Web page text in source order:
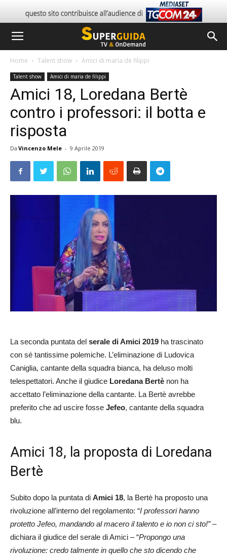
Home Talent show Amici di maria de filippi
Talent show Amici di maria de filippi
Amici 18, Loredana Bertè
contro i professori: il botta e
risposta
Da Vincenzo Mele - 9 Aprile 2019
La seconda puntata del serale di Amici 2019 ha trascinato
con sé tantissime polemiche. L’eliminazione di Ludovica
Caniglia, cantante della squadra bianca, ha deluso molti
telespettatori. Anche il giudice Loredana Bertè non ha
accettato l’eliminazione della cantante. La Bertè avrebbe
preferito che ad uscire fosse Jefeo, cantante della squadra
blu.
Amici 18, la proposta di Loredana
Bertè
Subito dopo la puntata di Amici 18, la Bertè ha proposto una
rivoluzione all’interno del regolamento: “I professori hanno
protetto Jefeo, mandando al macero il talento e io non ci sto!”–
dichiara il giudice del serale di Amici – “Propongo una
rivoluzione: credo talmente in quello che sto dicendo che